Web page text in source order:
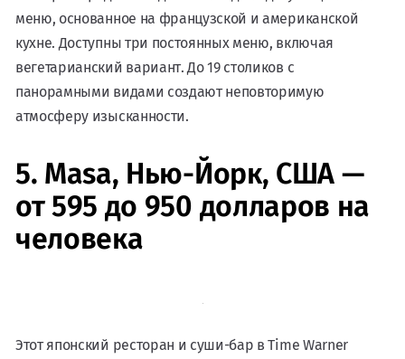
меню, основанное на французской и американской
кухне. Доступны три постоянных меню, включая
вегетарианский вариант. До 19 столиков с
панорамными видами создают неповторимую
атмосферу изысканности.
5. Masa, Нью-Йорк, США —
от 595 до 950 долларов на
человека
Этот японский ресторан и суши-бар в Time Warner